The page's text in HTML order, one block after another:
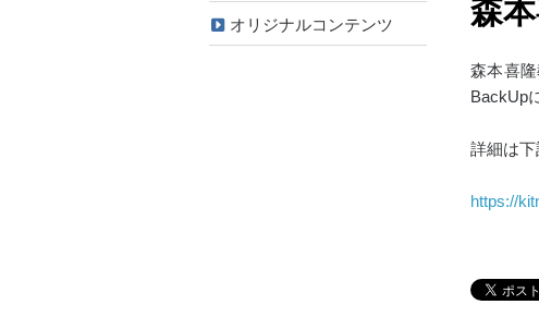
オリジナルコンテンツ 森
森本喜
BackUp
詳細は下
https://